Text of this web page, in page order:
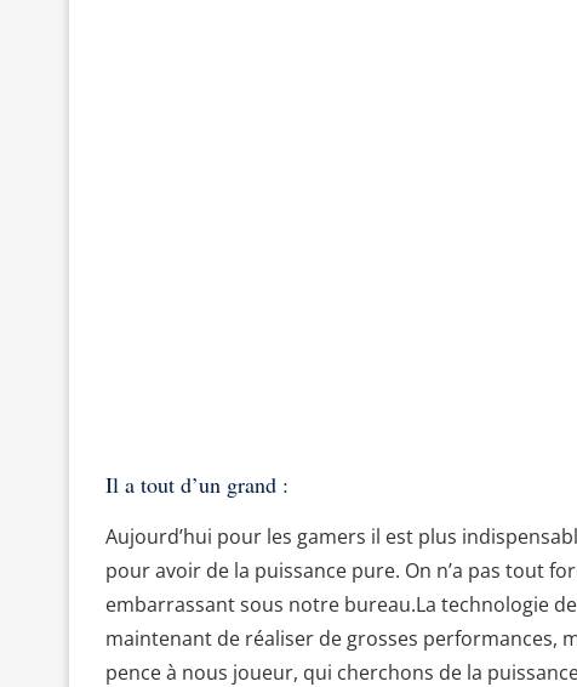
Il a tout d’un grand :
Aujourd’hui pour les gamers il est plus
pour avoir de la puissance pure. On n’a pas tout
embarrassant sous notre bureau.La technologie
maintenant de réaliser de grosses performances,
pence à nous joueur, qui cherchons de la